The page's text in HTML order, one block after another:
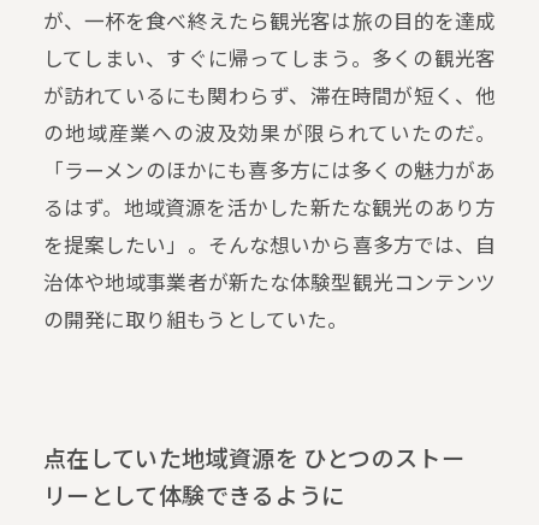
が、一杯を食べ終えたら観光客は旅の目的を達成
してしまい、すぐに帰ってしまう。多くの観光客
が訪れているにも関わらず、滞在時間が短く、他
の地域産業への波及効果が限られていたのだ。
「ラーメンのほかにも喜多方には多くの魅力があ
るはず。地域資源を活かした新たな観光のあり方
を提案したい」。そんな想いから喜多方では、自
治体や地域事業者が新たな体験型観光コンテンツ
の開発に取り組もうとしていた。
点在していた地域資源を ひとつのストー
リーとして体験できるように